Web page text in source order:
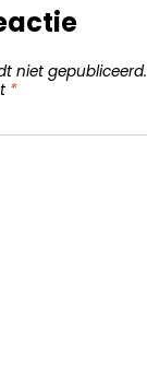
niet gepubliceerd.
*